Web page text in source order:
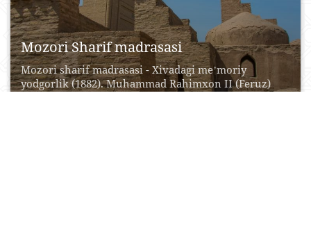
Mozori Sharif madrasasi
Mozori sharif madrasasi - Xivadagi meʼmoriy
yodgorlik (1882). Muhammad Rahimxon II (Feruz)